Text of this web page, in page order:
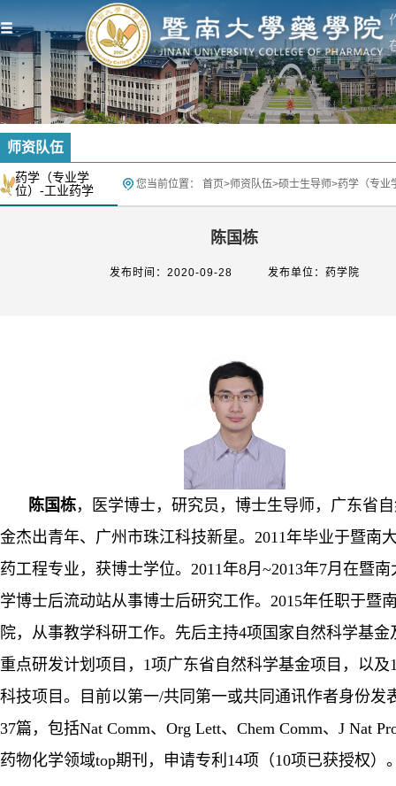
师资队伍
药学（专业学
位）-工业药学
您当前位置： 首页>师资队伍>硕士生导师>药学（专业
陈国栋
发布时间：2020-09-28 发布单位：药学院
陈国栋， 医学博士 ，研究员， 博士生导师，广东省
金杰出青年、广州市珠江科技新星。 2011年毕业于暨南
药工程专业，获博士学位。 2011年8月 ~2013年7月在暨南
学博士后流动站从事博士后研究工作。 2015年任职于暨
院，从事教学科研工作。先后主持4项国家自然科学基金
重点研发计划 项目， 1项广东省 自然科学基金项目，以及
科技项目。目前以第一/共同第一或共同通讯作者身份发
37篇，包括Nat Comm、 Org Lett、 Chem Comm、 J Nat
药物化学领域top期刊， 申请专利 14项（10项已获授权）